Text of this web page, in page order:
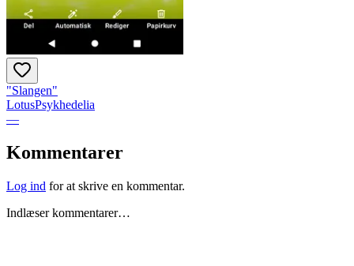
"Slangen"
LotusPsykhedelia
—
Kommentarer
Log ind for at skrive en kommentar.
Indlæser kommentarer…